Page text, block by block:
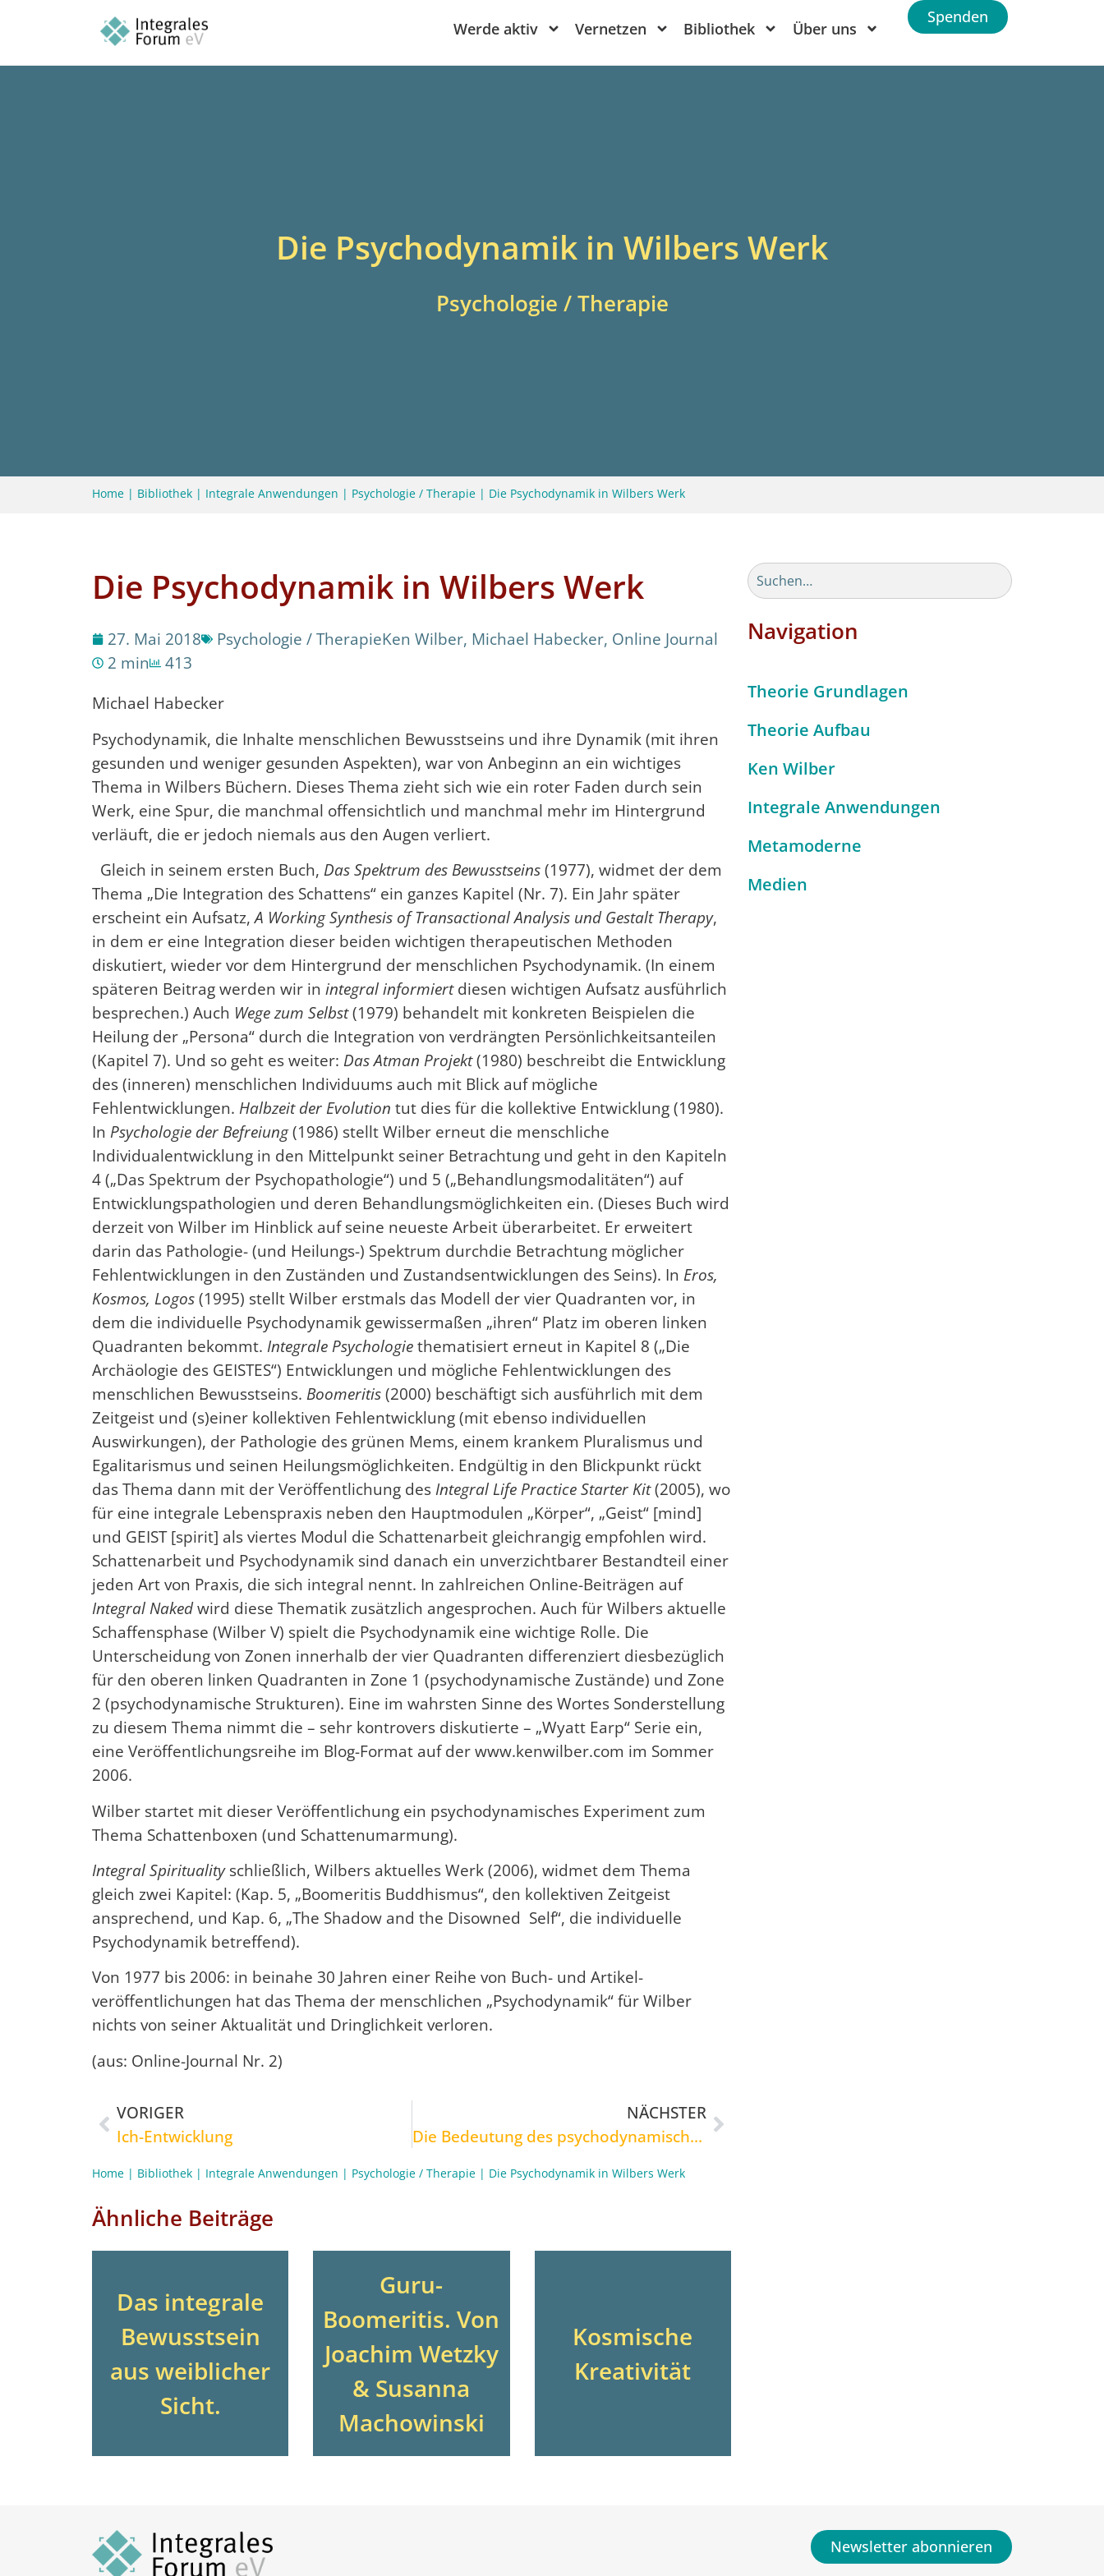
Werde aktiv Vernetzen Bibliothek Über uns
Spenden
Die Psychodynamik in Wilbers Werk
Psychologie / Therapie
Home | Bibliothek | Integrale Anwendungen | Psychologie / Therapie | Die Psychodynamik in Wilbers Werk
Die Psychodynamik in Wilbers Werk
27. Mai 2018 Psychologie / TherapieKen Wilber, Michael Habecker, Online Journal
2 min
413
Michael Habecker
Psychodynamik, die Inhalte menschlichen Bewusstseins und ihre Dynamik (mit ihren
gesunden und weniger gesunden Aspekten), war von Anbeginn an ein wichtiges
Thema in Wilbers Büchern. Dieses Thema zieht sich wie ein roter Faden durch sein
Werk, eine Spur, die manchmal offensichtlich und manchmal mehr im Hintergrund
verläuft, die er jedoch niemals aus den Augen verliert.
Gleich in seinem ersten Buch, Das Spektrum des Bewusstseins(1977), widmet der dem
Thema „Die Integration des Schattens“ ein ganzes Kapitel (Nr. 7). Ein Jahr später
erscheint ein Aufsatz,A WorkingSynthesis of Transactional Analysis und Gestalt Therapy,
in dem er eine Integration dieser beiden wichtigen therapeutischen Methoden
diskutiert, wieder vor dem Hintergrund der menschlichen Psychodynamik. (In einem
späteren Beitrag werden wir in integral informiertdiesen wichtigen Aufsatz ausführlich
besprechen.) Auch Wege zum Selbst(1979) behandelt mit konkreten Beispielen die
Heilung der „Persona“ durch die Integration von verdrängten Persönlichkeitsanteilen
(Kapitel 7). Und so geht es weiter: Das Atman Projekt(1980) beschreibt die Entwicklung
des (inneren) menschlichen Individuums auch mit Blick auf mögliche
Fehlentwicklungen. Halbzeit der Evolution tut dies für die kollektive Entwicklung (1980).
In Psychologie der Befreiung(1986) stellt Wilber erneut die menschliche
Individualentwicklung in den Mittelpunkt seiner Betrachtung und geht in den Kapiteln
4 („Das Spektrum der Psychopathologie“) und 5 („Behandlungsmodalitäten“) auf
Entwicklungspathologien und deren Behandlungsmöglichkeiten ein. (Dieses Buch wird
derzeit von Wilber im Hinblick auf seine neueste Arbeit überarbeitet. Er erweitert
darin das Pathologie- (und Heilungs-) Spektrum durchdie Betrachtung möglicher
Fehlentwicklungen in den Zuständen und Zustandsentwicklungen des Seins). In Eros,
Kosmos, Logos(1995) stellt Wilber erstmals das Modell der vier Quadranten vor, in
dem die individuelle Psychodynamik gewissermaßen „ihren“ Platz im oberen linken
Quadranten bekommt. Integrale Psychologiethematisiert erneut in Kapitel 8 („Die
Archäologie des GEISTES“) Entwicklungen und mögliche Fehlentwicklungen des
menschlichen Bewusstseins. Boomeritis(2000) beschäftigt sich ausführlich mit dem
Zeitgeist und (s)einer kollektiven Fehlentwicklung (mit ebenso individuellen
Auswirkungen), der Pathologie des grünen Mems, einem krankem Pluralismus und
Egalitarismus und seinen Heilungsmöglichkeiten. Endgültig in den Blickpunkt rückt
das Thema dann mit der Veröffentlichung des Integral Life Practice Starter Kit(2005), wo
für eine integrale Lebenspraxis neben den Hauptmodulen „Körper“, „Geist“ [mind]
und GEIST [spirit] als viertes Modul die Schattenarbeit gleichrangig empfohlen wird.
Schattenarbeit und Psychodynamik sind danach ein unverzichtbarer Bestandteil einer
jeden Art von Praxis, die sich integral nennt. In zahlreichen Online-Beiträgen auf
Integral Nakedwird diese Thematik zusätzlich angesprochen. Auch für Wilbers aktuelle
Schaffensphase (Wilber V) spielt die Psychodynamik eine wichtige Rolle. Die
Unterscheidung von Zonen innerhalb der vier Quadranten differenziert diesbezüglich
für den oberen linken Quadranten in Zone 1 (psychodynamische Zustände) und Zone
2 (psychodynamische Strukturen). Eine im wahrsten Sinne des Wortes Sonderstellung
zu diesem Thema nimmt die – sehr kontrovers diskutierte – „Wyatt Earp“ Serie ein,
eine Veröffentlichungsreihe im Blog-Format auf der www.kenwilber.com im Sommer
2006.
Wilber startet mit dieser Veröffentlichung ein psychodynamisches Experiment zum
Thema Schattenboxen (und Schattenumarmung).
Integral Spiritualityschließlich, Wilbers aktuelles Werk (2006), widmet dem Thema
gleich zwei Kapitel: (Kap. 5, „Boomeritis Buddhismus“, den kollektiven Zeitgeist
ansprechend, und Kap. 6, „The Shadow and the Disowned Self“, die individuelle
Psychodynamik betreffend).
Von 1977 bis 2006: in beinahe 30 Jahren einer Reihe von Buch- und Artikel­
veröffentlich­ungen hat das Thema der menschlichen „Psychodynamik“ für Wilber
nichts von seiner Aktualität und Dringlichkeit verloren.
(aus: Online-Journal Nr. 2)
VORIGER
Ich-Entwicklung
NÄCHSTER
Die Bedeutung des psychodynamischen Moduls
Home | Bibliothek | Integrale Anwendungen | Psychologie / Therapie | Die Psychodynamik in Wilbers Werk
Ähnliche Beiträge
Das integrale
Bewusstsein
aus weiblicher
Sicht.
Guru-
Boomeritis. Von
Joachim Wetzky
& Susanna
Machowinski
Kosmische
Kreativität
Navigation
Theorie Grundlagen
Theorie Aufbau
Ken Wilber
Integrale Anwendungen
Metamoderne
Medien
Newsletter abonnieren